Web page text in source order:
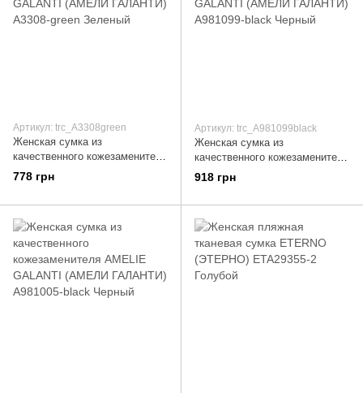
Артикул: trc_A3308green
Женская сумка из
качественного кожезаменителя
AMELIE GALANTI (АМЕЛИ
ГАЛАНТИ) A3308-green
778 грн
Артикул: trc_A981099black
Женская сумка из
качественного кожезаменителя
AMELIE GALANTI (АМЕЛИ
ГАЛАНТИ) A981099-black
918 грн